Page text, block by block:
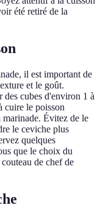
été retiré de la
il est important de
et le goût.
cubes d'environ 1 à
cuire le poisson
marinade. Évitez de le
le ceviche plus
quelques
que le choix du
de chef de